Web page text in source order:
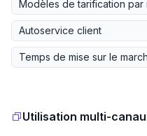
Modèles de tarification par
Autoservice client
Temps de mise sur le
Utilisation multi-